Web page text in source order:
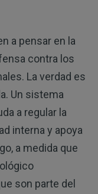
a pensar en la
contra los
La verdad es
Un sistema
a regular la
interna y apoya
a medida que
son parte del